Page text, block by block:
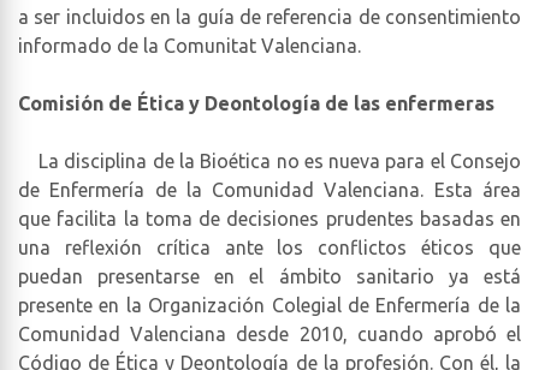
a ser incluidos en la guía de referencia de consentimiento
informado de la Comunitat Valenciana.
Comisión de Ética y Deontología de las enfermeras
La disciplina de la Bioética no es nueva para el Consejo
de Enfermería de la Comunidad Valenciana. Esta área
que facilita la toma de decisiones prudentes basadas en
una reflexión crítica ante los conflictos éticos que
puedan presentarse en el ámbito sanitario ya está
presente en la Organización Colegial de Enfermería de la
Comunidad Valenciana desde 2010, cuando aprobó el
Código de Ética y Deontología de la profesión. Con él, la